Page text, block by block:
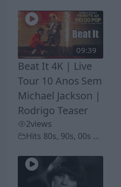
09:39
Beat It 4K | Live
Tour 10 Anos Sem
Michael Jackson |
Rodrigo Teaser
2views
Hits 80s, 90s, 00s ...